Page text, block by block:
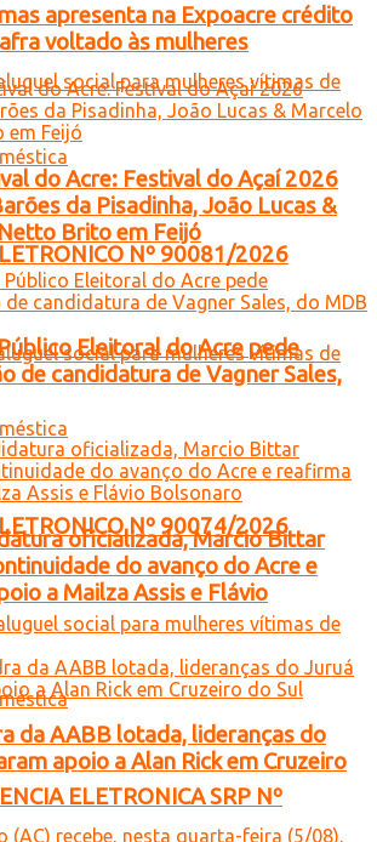
Nº 90081/2026
Nº 90074/2026
ELETRONICA SRP Nº
apresenta na Expoacre crédito
voltado às mulheres
do Acre: Festival do Açaí 2026
da Pisadinha, João Lucas &
Brito em Feijó
Eleitoral do Acre pede
de candidatura de Vagner Sales,
oficializada, Marcio Bittar
do avanço do Acre e
a Mailza Assis e Flávio
da AABB lotada, lideranças do
apoio a Alan Rick em Cruzeiro